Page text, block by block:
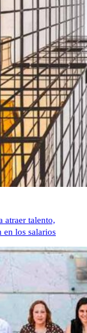
atraer talento,
en los salarios